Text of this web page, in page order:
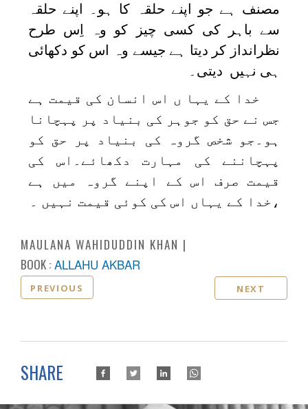
مصنف ہے جو اپنے حلقہ کا ہو۔ اپنے حلقہ
سے باہر کی کسی چیز کو وہ اِس طرح
نظرانداز کر دیتا ہے جیسے وہ اس کو دکھائی
ہی نہیں دیتی۔
خدا کے یہا ں اس انسان کی قیمت ہے
جس نے حق کو جوہر کی بنیاد پر پہچانا
ہو۔جو شخص گروہ کی بنیاد پر حق کو
پہچاننے کی مہارت دکھائے۔اس کی
قیمت صرف اس کے اپنے گروہ میں ہے
،خدا کے یہاں اس کی کوئی قیمت نہیں ۔
MAULANA WAHIDUDDIN KHAN
BOOK : ALLAHU AKBAR
PREVIOUS NEXT
SHARE